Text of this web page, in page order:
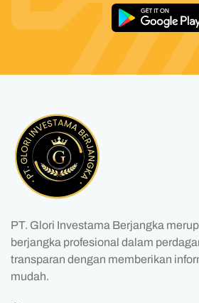
PT. Glori Investama Berjangka
berjangka profesional dalam
transparan dengan memberikan
mudah.